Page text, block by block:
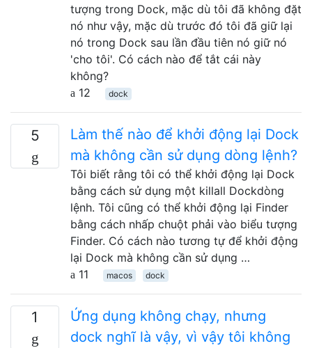
tượng trong Dock, mặc dù tôi đã không đặt
nó như vậy, mặc dù trước đó tôi đã giữ lại
nó trong Dock sau lần đầu tiên nó giữ nó
'cho tôi'. Có cách nào để tắt cái này
không?
12
dock
5
Làm thế nào để khởi động lại Dock
mà không cần sử dụng dòng lệnh?
Tôi biết rằng tôi có thể khởi động lại Dock
bằng cách sử dụng một killall Dockdòng
lệnh. Tôi cũng có thể khởi động lại Finder
bằng cách nhấp chuột phải vào biểu tượng
Finder. Có cách nào tương tự để khởi động
lại Dock mà không cần sử dụng …
11
macos dock
1
Ứng dụng không chạy, nhưng
dock nghĩ là vậy, vì vậy tôi không